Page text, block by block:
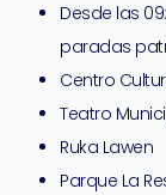
Desde las
paradas
Centro
Teatro
Ruka Lawen
Parque La